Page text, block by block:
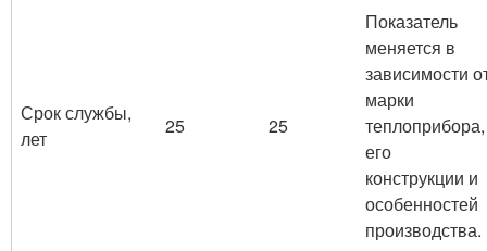
Срок службы,
лет
25 25
Показатель
меняется в
зависимости
марки
теплоприбора,
его
конструкции и
особенностей
производства.